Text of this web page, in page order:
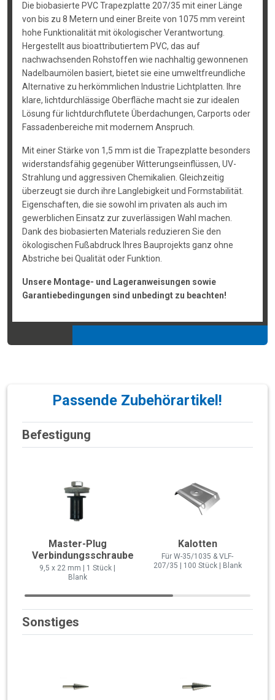
Die biobasierte PVC Trapezplatte 207/35 mit einer Länge
von bis zu 8 Metern und einer Breite von 1075 mm vereint
hohe Funktionalität mit ökologischer Verantwortung.
Hergestellt aus bioattributiertem PVC, das auf
nachwachsenden Rohstoffen wie nachhaltig gewonnenen
Nadelbaumölen basiert, bietet sie eine umweltfreundliche
Alternative zu herkömmlichen Industrie Lichtplatten. Ihre
klare, lichtdurchlässige Oberfläche macht sie zur idealen
Lösung für lichtdurchflutete Überdachungen, Carports oder
Fassadenbereiche mit modernem Anspruch.
Mit einer Stärke von 1,5 mm ist die Trapezplatte besonders
widerstandsfähig gegenüber Witterungseinflüssen, UV-
Strahlung und aggressiven Chemikalien. Gleichzeitig
überzeugt sie durch ihre Langlebigkeit und Formstabilität.
Eigenschaften, die sie sowohl im privaten als auch im
gewerblichen Einsatz zur zuverlässigen Wahl machen.
Dank des biobasierten Materials reduzieren Sie den
ökologischen Fußabdruck Ihres Bauprojekts ganz ohne
Abstriche bei Qualität oder Funktion.
Unsere Montage- und Lageranweisungen sowie
Garantiebedingungen sind unbedingt zu beachten!
Passende Zubehörartikel!
Befestigung
Master-Plug
Verbindungsschraube
9,5 x 22 mm | 1 Stück |
Blank
Kalotten
Für W-35/1035 & VLF-
207/35 | 100 Stück | Blank
Sonstiges